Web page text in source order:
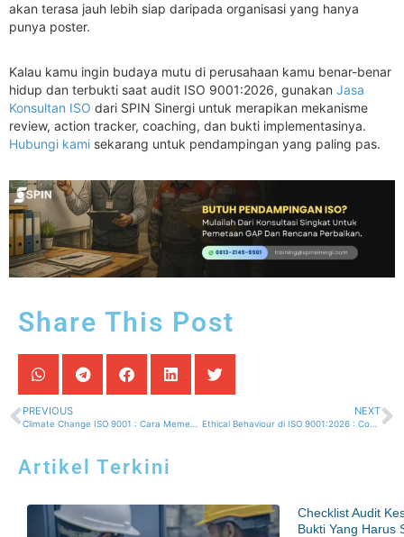
akan terasa jauh lebih siap daripada organisasi yang hanya
punya poster.
Kalau kamu ingin budaya mutu di perusahaan kamu benar-benar
hidup dan terbukti saat audit ISO 9001:2026, gunakan Jasa
Konsultan ISO dari SPIN Sinergi untuk merapikan mekanisme
review, action tracker, coaching, dan bukti implementasinya.
Hubungi kami sekarang untuk pendampingan yang paling pas.
Share This Post
PREVIOUS NEXT
Ethical Behaviour di ISO 9001:2026 : Contoh Kebijakan, Risiko, dan Bukti Implementasi
Artikel Terkini
Checklist Audit
Bukti Yang Harus